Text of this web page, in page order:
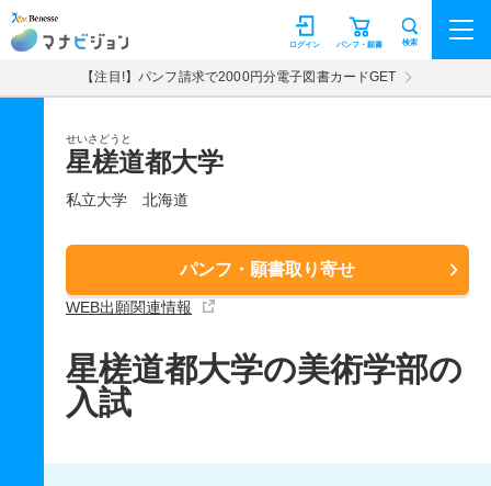
マナビジョン パンフ・願書
ログイン 検索
【注目!】パンフ請求で2000円分電子図書カードGET
せいさどうと
星槎道都大学
私立大学 北海道
パンフ・願書取り寄せ
WEB出願関連情報
星槎道都大学の美術学部の
入試